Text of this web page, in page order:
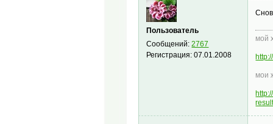
Пользователь
Сообщений:2767
Регистрация:07.01.2008
мой
мои